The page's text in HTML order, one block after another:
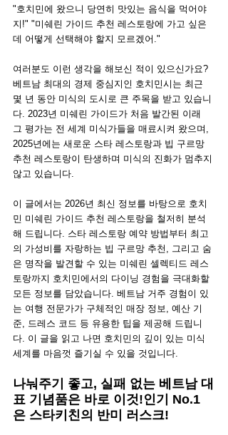
"호치민에 왔으니 당연히 맛있는 음식을 먹어야
지!" "미쉐린 가이드 추천 레스토랑에 가고 싶은
데 어떻게 선택해야 할지 모르겠어."
여러분도 이런 생각을 해보신 적이 있으신가요?
베트남 최대의 경제 중심지인 호치민시는 최근
몇 년 동안 미식의 도시로 큰 주목을 받고 있습니
다. 2023년 미쉐린 가이드가 처음 발간된 이래
그 평가는 전 세계 미식가들을 매료시켜 왔으며,
2025년에는 새로운 스타 레스토랑과 빕 구르망
추천 레스토랑이 탄생하며 미식의 진화가 멈추지
않고 있습니다.
이 글에서는 2026년 최신 정보를 바탕으로 호치
민 미쉐린 가이드 추천 레스토랑을 철저히 분석
해 드립니다. 스타 레스토랑 예약 방법부터 최고
의 가성비를 자랑하는 빕 구르망 추천, 그리고 숨
은 명작을 발견할 수 있는 미쉐린 셀렉티드 레스
토랑까지 호치민에서의 다이닝 경험을 극대화할
모든 정보를 담았습니다. 베트남 거주 경험이 있
는 여행 전문가가 구체적인 매장 정보, 예산 기
준, 드레스 코드 등 유용한 팁을 제공해 드립니
다. 이 글을 읽고 나면 호치민의 깊이 있는 미식
세계를 마음껏 즐기실 수 있을 것입니다.
나눠주기 좋고, 실패 없는 베트남 대
표 기념품은 바로 이것!인기 No.1
은 스타키친의 반미 러스크!